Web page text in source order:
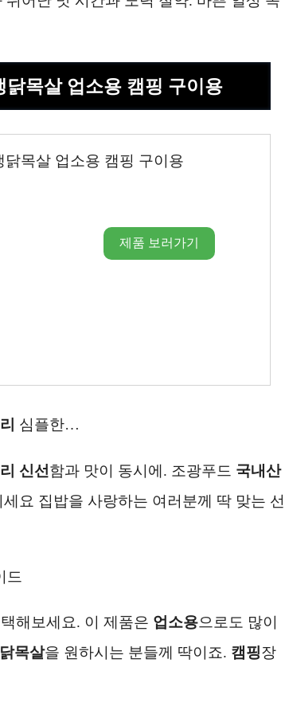
목살 업소용 캠핑 구이용
목살 업소용 캠핑 구이용
제품 보러가기
심플한…
신선함과 맛이 동시에. 조광푸드 국내산
요 집밥을 사랑하는 여러분께 딱 맞는 선
드
해보세요. 이 제품은 업소용으로도 많이
닭목살을 원하시는 분들께 딱이죠. 캠핑장